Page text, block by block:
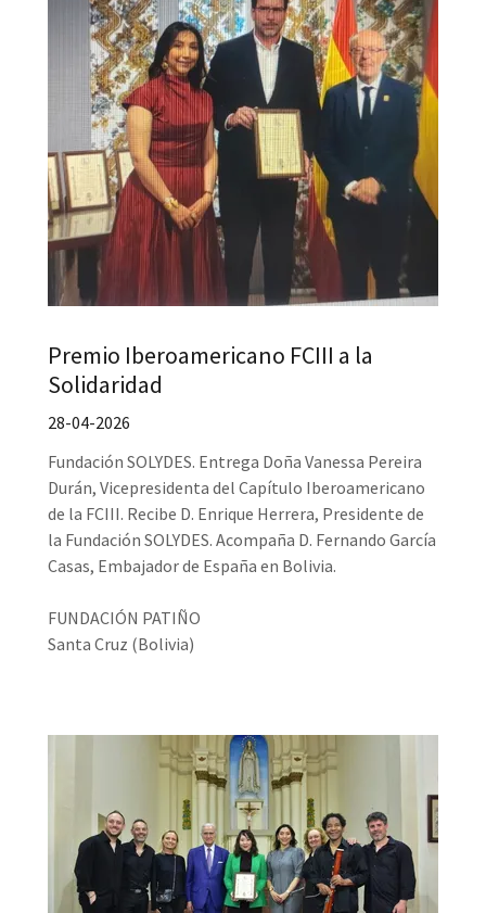
Premio Iberoamericano FCIII a la
Solidaridad
28-04-2026
Fundación SOLYDES. Entrega Doña Vanessa Pereira
Durán, Vicepresidenta del Capítulo Iberoamericano
de la FCIII. Recibe D. Enrique Herrera, Presidente de
la Fundación SOLYDES. Acompaña D. Fernando García
Casas, Embajador de España en Bolivia.
FUNDACIÓN PATIÑO
Santa Cruz (Bolivia)